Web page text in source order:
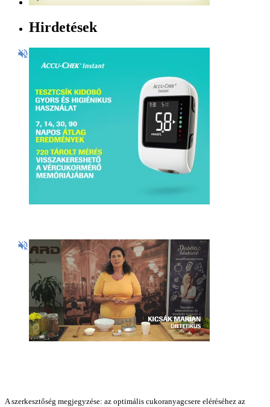
Hirdetések
A szerkesztőség megjegyzése: az optimális cukoranyagcsere eléréséhez az